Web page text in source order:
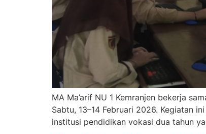
MA Ma’arif NU 1 Kemranjen bekerja
Sabtu, 13–14 Februari 2026. Kegiatan
institusi pendidikan vokasi dua tahun